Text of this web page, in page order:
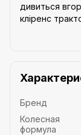
дивиться
кліренс
Бренд
Колесная
формула